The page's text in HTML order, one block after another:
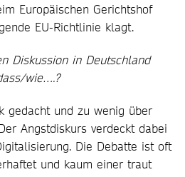
Europäischen Gerichtshof
EU-Richtlinie klagt.
Diskussion in Deutschland
wie….?
gedacht und zu wenig über
Angstdiskurs verdeckt dabei
Die Debatte ist oft
und kaum einer traut